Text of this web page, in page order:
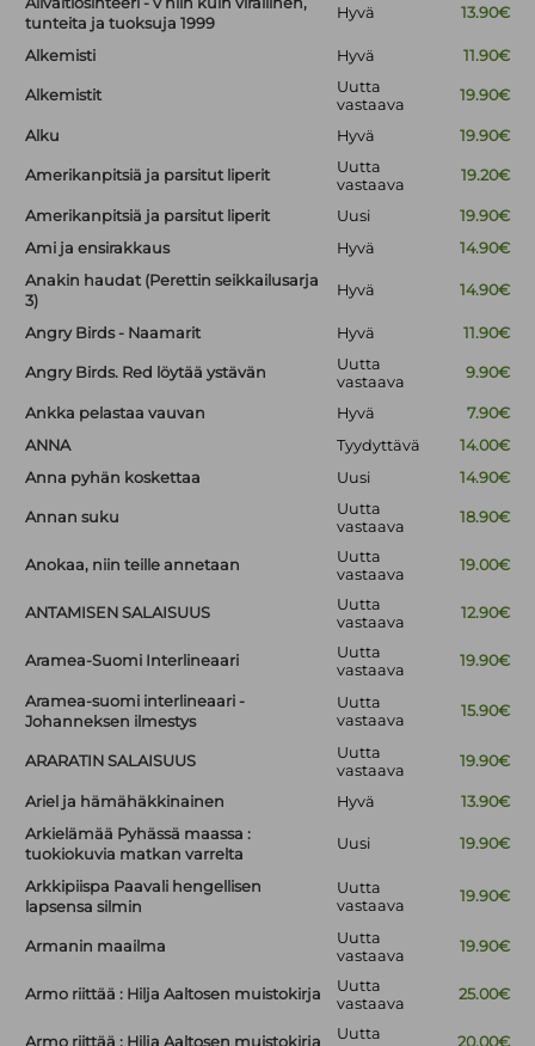
tunteita ja tuoksuja 1999
Hyvä 13.90€
Alkemisti Hyvä 11.90€
Alkemistit
Uutta
vastaava
19.90€
Alku Hyvä 19.90€
Amerikanpitsiä ja parsitut liperit
Uutta
vastaava
19.20€
Amerikanpitsiä ja parsitut liperit Uusi
19.90€
Ami ja ensirakkaus
Hyvä
14.90€
Anakin haudat (Perettin seikkailusarja
3)
Hyvä 14.90€
Angry Birds - Naamarit Hyvä 11.90€
Angry Birds. Red löytää ystävän
Uutta
vastaava
9.90€
Ankka pelastaa vauvan Hyvä
7.90€
ANNA
Tyydyttävä
14.00€
Anna pyhän koskettaa
Uusi 14.90€
Annan suku
Uutta
vastaava
18.90€
Anokaa, niin teille annetaan
Uutta
vastaava
19.00€
ANTAMISEN SALAISUUS
Uutta
vastaava
12.90€
Aramea-Suomi Interlineaari
Uutta
vastaava
19.90€
Aramea-suomi interlineaari -
Johanneksen ilmestys
Uutta
vastaava
15.90€
ARARATIN SALAISUUS
Uutta
vastaava
19.90€
Ariel ja hämähäkkinainen Hyvä
13.90€
Arkielämää Pyhässä maassa :
tuokiokuvia matkan varrelta
Uusi 19.90€
Arkkipiispa Paavali hengellisen
lapsensa silmin
Uutta
vastaava
19.90€
Armanin maailma
Uutta
vastaava
19.90€
Armo riittää : Hilja Aaltosen muistokirja
Uutta
vastaava
25.00€
Armo riittää : Hilja Aaltosen muistokirja
Uutta
20.00€